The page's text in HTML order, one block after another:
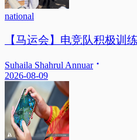
national
【马运会】电竞队积极训
Suhaila Shahrul Annuar
2026-08-09